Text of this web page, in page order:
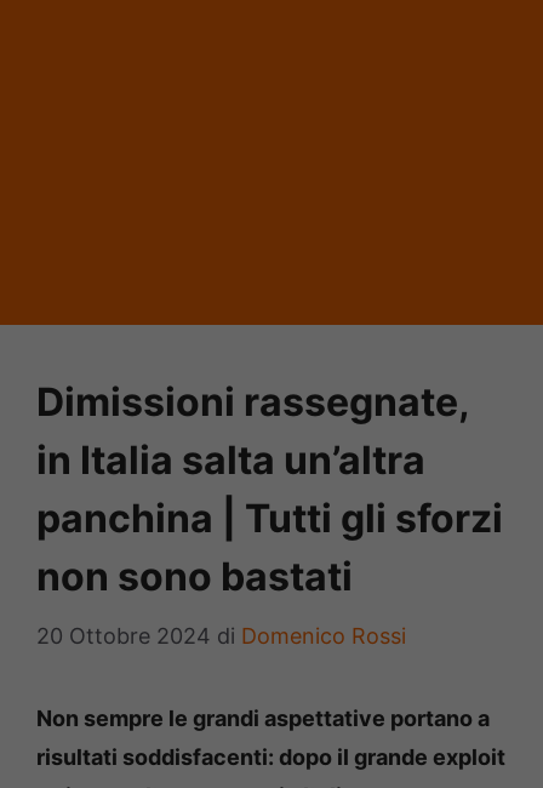
Dimissioni rassegnate,
in Italia salta un’altra
panchina | Tutti gli sforzi
non sono bastati
20 Ottobre 2024 di Domenico Rossi
Non sempre le grandi aspettative portano a
risultati soddisfacenti: dopo il grande exploit